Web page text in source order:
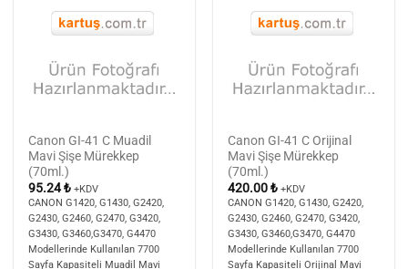
Canon GI-41 C Muadil
Mavi Şişe Mürekkep
(70ml.)
95.24₺ +KDV
CANON G1420, G1430, G2420,
G2430, G2460, G2470, G3420,
G3430, G3460,G3470, G4470
Modellerinde Kullanılan 7700
Sayfa Kapasiteli Muadil Mavi
Canon GI-41 C Orijinal
Mavi Şişe Mürekkep
(70ml.)
420.00₺ +KDV
CANON G1420, G1430, G2420,
G2430, G2460, G2470, G3420,
G3430, G3460,G3470, G4470
Modellerinde Kullanılan 7700
Sayfa Kapasiteli Orijinal Mavi